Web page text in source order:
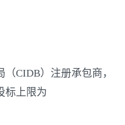
CIDB）注册承包商，
标上限为